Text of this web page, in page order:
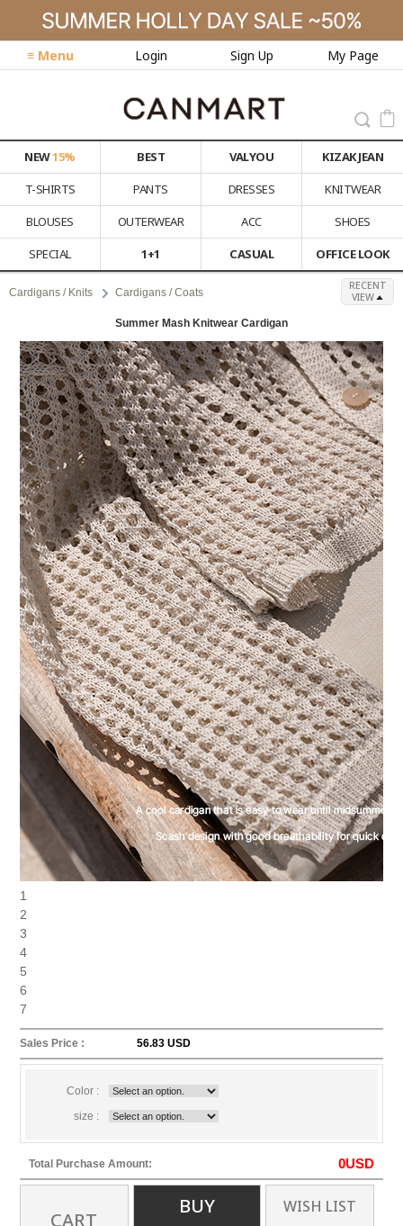
≡ Menu Login Sign Up My Page
NEW15% BEST VALYOU
KIZAK JEAN
T-SHIRTS
PANTS DRESSES
KNITWEAR
BLOUSES
OUTERWEAR ACC
SHOES
SPECIAL
1+1 CASUAL OFFICE LOOK
Cardigans / Knits Cardigans / Coats
RECENT
VIEW
Summer Mash Knitwear Cardigan
1
2
3
4
5
6
7
Sales Price : 56.83 USD
Color :
size :
Total Purchase Amount: 0USD
CART
BUY
WISH LIST